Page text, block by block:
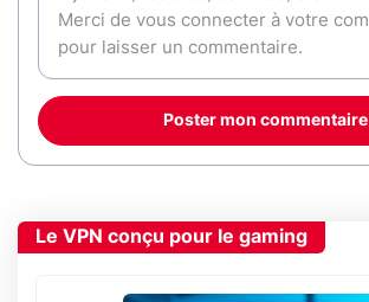
Poster mon commentaire
Le VPN conçu pour le gaming